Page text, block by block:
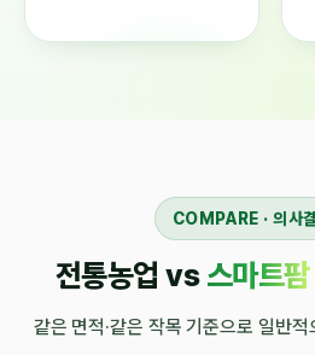
COMPARE · 의사
전통농업 vs 스마트팜
같은 면적·같은 작목 기준으로 일반